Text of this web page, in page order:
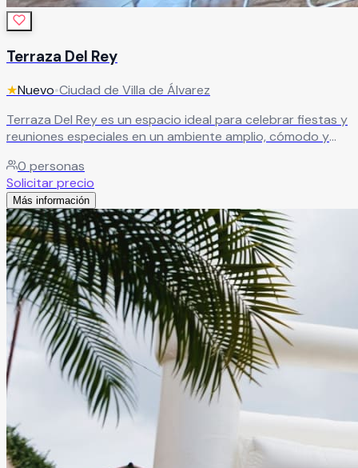
Terraza Del Rey
★Nuevo•Ciudad de Villa de Álvarez
Terraza Del Rey es un espacio ideal para celebrar fiestas y
reuniones especiales en un ambiente amplio, cómodo y
bautizos, confirmaciones, primeras comuniones, piñatas,
baby showers, cumpleaños y reuniones familiares,
ofreciendo un entorno agradable para disfrutar momentos
inolvidables junto a familiares y amigos.Leer más
0 personas
Solicitar precio
Más información